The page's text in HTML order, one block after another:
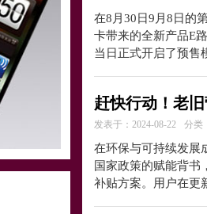
在8月30日9月8日的
卡带来的全新产品E
当日正式开启了预售
赶快行动！老
发表于：2024-08-22 分类
在环保与可持续发展
国家政策的赋能背书
补贴方案。用户在更